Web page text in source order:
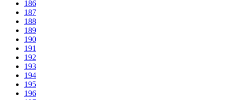
186
187
188
189
190
191
192
193
194
195
196